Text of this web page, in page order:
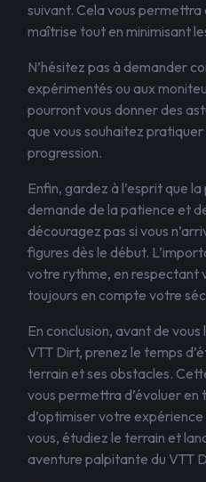
suivant. Cela vous
maîtrise tout en minimisant
N’hésitez pas à demander
expérimentés ou aux
pourront vous donner des
que vous souhaitez
progression.
Enfin, gardez à l’esprit que
demande de la patience et
découragez pas si vous
figures dès le début.
votre rythme, en respectant
toujours en compte votre
En conclusion, avant de
VTT Dirt, prenez le temps
terrain et ses obstacles.
vous permettra d’évoluer
d’optimiser votre
vous, étudiez le terrain et
aventure palpitante du VTT